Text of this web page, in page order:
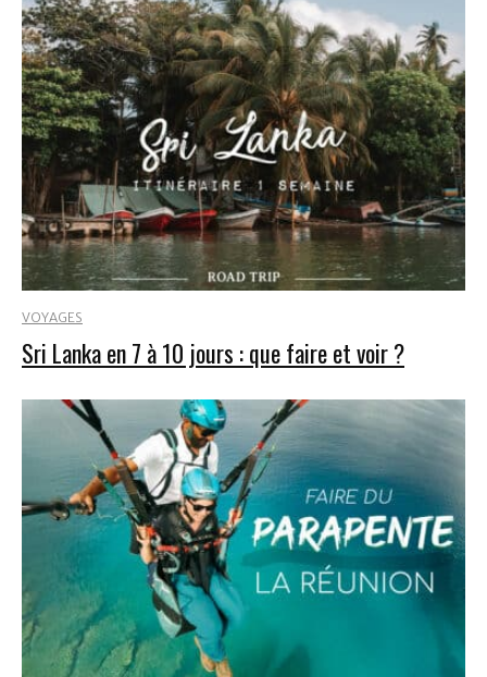
VOYAGES
Sri Lanka en 7 à 10 jours : que faire et voir ?